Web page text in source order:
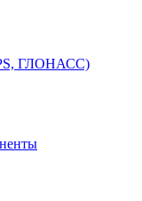
ГЛОНАСС)